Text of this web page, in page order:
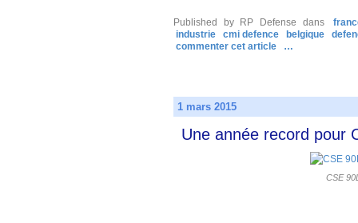
Published by RP Defense dans
industrie
cmi defence belgique
commenter cet article
…
1 mars 2015
Une année record pour
CSE